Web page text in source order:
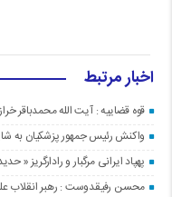
اخبار مرتبط
قوه قضاییه : آیت الله محمدباقر
واکنش رئیس جمهور پزشکیان به
پهپاد ایرانی مرگبار و رادارگریز « حدید
محسن رفیقدوست : رهبر انقلاب